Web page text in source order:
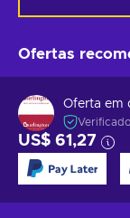
Ofertas
Oferta em
US$ 61,27